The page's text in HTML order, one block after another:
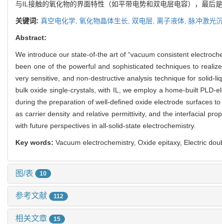
与IL接触的氧化物的界面特性（如平带电势和双电层电容），最后
关键词: 真空电化学, 氧化物晶体生长, 双电层, 离子液体, 脉冲激光
Abstract:
We introduce our state-of-the art of “vacuum consistent
been one of the powerful and sophisticated techniques to
very sensitive, and non-destructive analysis technique for solid-
bulk oxide single-crystals, with IL, we employ a home-built
during the preparation of well-defined oxide electrode surfaces
as carrier density and relative permittivity, and the interfacial
with future perspectives in all-solid-state electrochemistry.
Key words: Vacuum electrochemistry, Oxide epitaxy, Electric
图/表 10
参考文献 112
相关文章 15